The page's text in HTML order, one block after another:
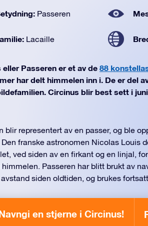
Passeren
Lacaille
eller Passeren er et av de 88
har delt himmelen inn i. De er del
Circinus blir best sett i
blir representert av en passer, og ble
franske astronomen Nicolas Louis
ved siden av en firkant og en linjal,
himmelen. Passeren har blitt brukt av
siden oldtiden, og brukes
en stjerne i Circinus!